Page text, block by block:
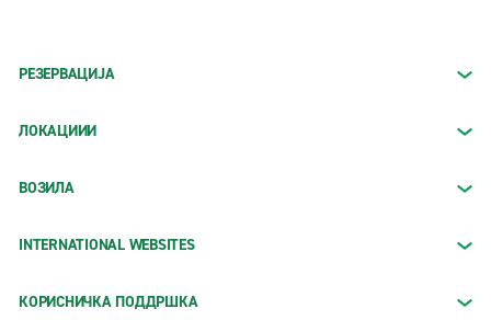
РЕЗЕРВАЦИЈА
ЛОКАЦИИИ
ВОЗИЛА
INTERNATIONAL WEBSITES
КОРИСНИЧКА ПОДДРШКА